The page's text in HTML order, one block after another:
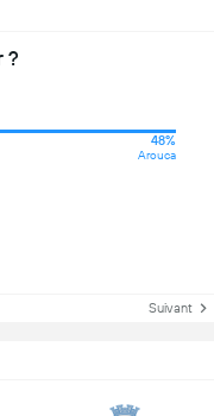
?
48%
Arouca
Suivant